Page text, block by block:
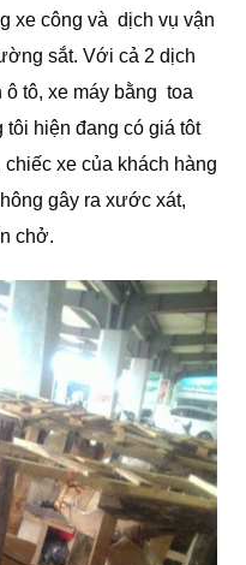
xe công và dịch vụ vận
sắt. Với cả 2 dịch
tô, xe máy bằng toa
tôi hiện đang có giá tôt
xe của khách hàng
gây ra xước xát,
chở.